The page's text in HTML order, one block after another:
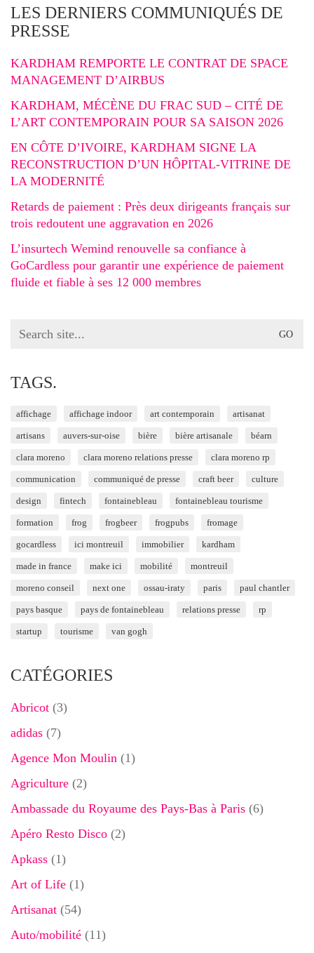
LES DERNIERS COMMUNIQUÉS DE
PRESSE
KARDHAM REMPORTE LE CONTRAT DE SPACE
MANAGEMENT D’AIRBUS
KARDHAM, MÉCÈNE DU FRAC SUD – CITÉ DE
L’ART CONTEMPORAIN POUR SA SAISON 2026
EN CÔTE D’IVOIRE, KARDHAM SIGNE LA
RECONSTRUCTION D’UN HÔPITAL-VITRINE DE
LA MODERNITÉ
Retards de paiement : Près deux dirigeants français sur
trois redoutent une aggravation en 2026
L’insurtech Wemind renouvelle sa confiance à
GoCardless pour garantir une expérience de paiement
fluide et fiable à ses 12 000 membres
Search
TAGS.
affichage affichage indoor art contemporain artisanat
artisans auvers-sur-oise bière bière artisanale béarn
clara moreno clara moreno relations presse clara moreno rp
communication communiqué de presse craft beer culture
design fintech fontainebleau fontainebleau tourisme
formation frog frogbeer frogpubs fromage
gocardless ici montreuil immobilier kardham
made in france make ici mobilité montreuil
moreno conseil next one ossau-iraty paris paul chantler
pays basque pays de fontainebleau relations presse rp
startup tourisme van gogh
CATÉGORIES
Abricot (3)
adidas (7)
Agence Mon Moulin (1)
Agriculture (2)
Ambassade du Royaume des Pays-Bas à Paris (6)
Apéro Resto Disco (2)
Apkass (1)
Art of Life (1)
Artisanat (54)
Auto/mobilité (11)